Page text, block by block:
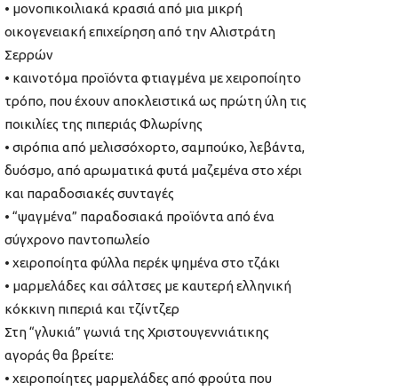
• μονοπικοιλιακά κρασιά από μια μικρή
οικογενειακή επιχείρηση από την Αλιστράτη
Σερρών
• καινοτόμα προϊόντα φτιαγμένα με χειροποίητο
τρόπο, που έχουν αποκλειστικά ως πρώτη ύλη τις
ποικιλίες της πιπεριάς Φλωρίνης
• σιρόπια από μελισσόχορτο, σαμπούκο, λεβάντα,
δυόσμο, από αρωματικά φυτά μαζεμένα στο χέρι
και παραδοσιακές συνταγές
• “ψαγμένα” παραδοσιακά προϊόντα από ένα
σύγχρονο παντοπωλείο
• χειροποίητα φύλλα περέκ ψημένα στο τζάκι
• μαρμελάδες και σάλτσες με καυτερή ελληνική
κόκκινη πιπεριά και τζίντζερ
Στη “γλυκιά” γωνιά της Χριστουγεννιάτικης
αγοράς θα βρείτε:
• χειροποίητες μαρμελάδες από φρούτα που